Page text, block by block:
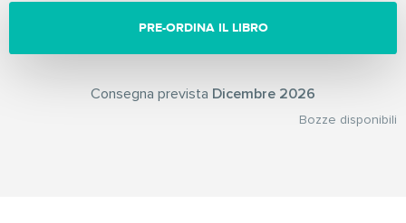
PRE-ORDINA IL LIBRO
Consegna prevista Dicembre 2026
Bozze disponibili